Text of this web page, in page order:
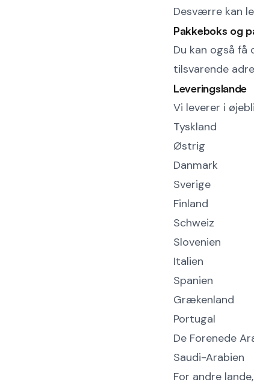
Desværre kan
Pakkeboks og
Du kan også få
tilsvarende
Leveringslande
Vi leverer i
Tyskland
Østrig
Danmark
Sverige
Finland
Schweiz
Slovenien
Italien
Spanien
Grækenland
Portugal
De Forenede
Saudi-Arabien
For andre